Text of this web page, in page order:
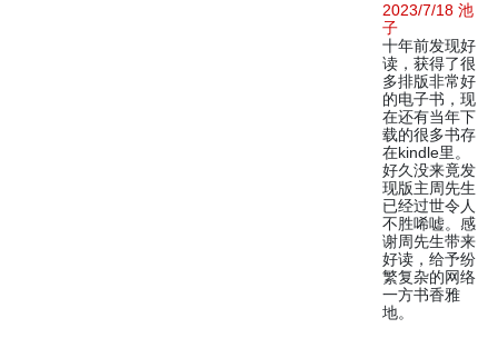
2023/7/18 池
子
十年前发现好
读，获得了很
多排版非常好
的电子书，现
在还有当年下
载的很多书存
在kindle里。
好久没来竟发
现版主周先生
已经过世令人
不胜唏嘘。感
谢周先生带来
好读，给予纷
繁复杂的网络
一方书香雅
地。